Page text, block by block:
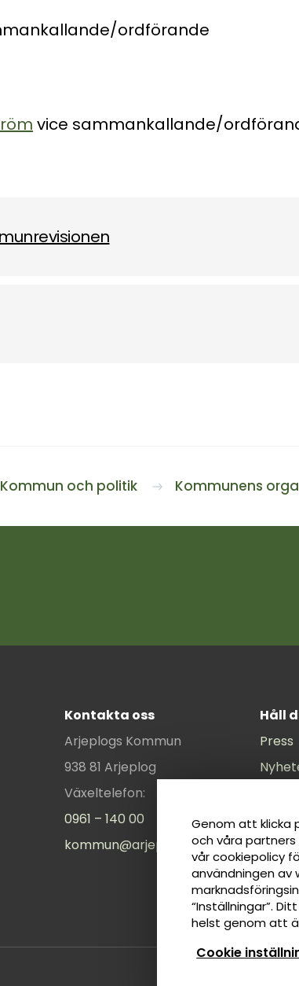
Genom att klicka
och våra
vår cookiepolicy
användningen av
“Inställningar”.
helst genom att
Cookie
ordförande
vice sammankallande/
Kommun och politik Kommunens
Kontakta oss
Arjeplogs Kommun
938 81 Arjeplog
Växeltelefon:
0961 – 140 00
kommun@arjeplog.se
Håll
Press